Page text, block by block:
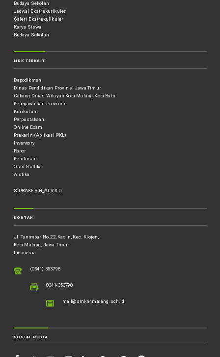
Budaya Sekolah
Jadwal Ekstrakurikuler
Galeri Ekstrakulikuler
Karya Siswa
Budaya Sekolah
LINK TERKAIT
Dapodikmen
Dinas Pendidikan Provinsi Jawa Timur
Cabang Dinas Wilayah Kota Malang-Kota Batu
Kepegawaiaan Provinsi
Kurikulum
Perpustakaan
Online Exam
Prakerin (Aplikasi PKL)
Inventory
Rapor
Kelulusan
Osis Grafika
Alufika
SIPRAKERIN_AI V.3.0
KONTAK
Jl. Tanimbar No.22, Kasin, Kec. Klojen,
Kota Malang, Jawa Timur
Indonesia
(0341) 353798
0341-353798
mail@smkn4malang.sch.id
SOSIAL MEDIA